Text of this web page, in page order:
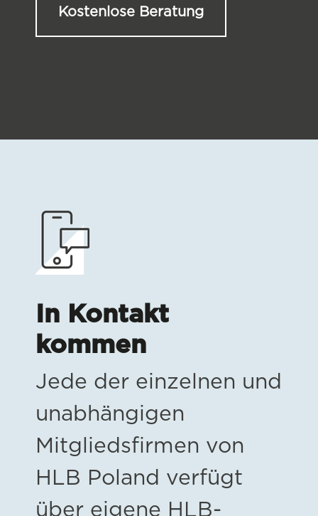
Kostenlose Beratung
In Kontakt
kommen
Jede der einzelnen und
unabhängigen
Mitgliedsfirmen von
HLB Poland verfügt
über eigene HLB-